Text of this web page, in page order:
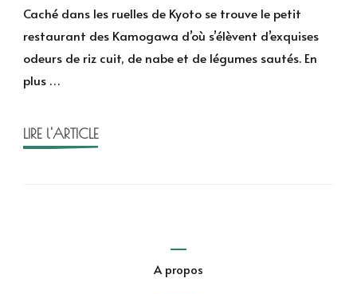
recettes
oubliées
de
Caché dans les ruelles de Kyoto se trouve le petit
restaurant des Kamogawa d’où s’élèvent d’exquises
odeurs de riz cuit, de nabe et de légumes sautés. En
plus …
LIRE l'ARTICLE
A propos